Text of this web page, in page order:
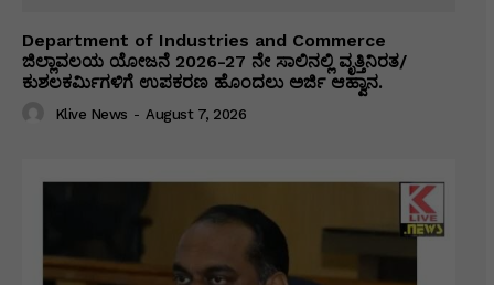
Department of Industries and Commerce
ಜಿಲ್ಲಾವಲಯ ಯೋಜನೆ 2026-27 ನೇ ಸಾಲಿನಲ್ಲಿ ವೃತ್ತಿನಿರತ/
ಕುಶಲಕರ್ಮಿಗಳಿಗೆ ಉಪಕರಣ ಹೊಂದಲು ಅರ್ಜಿ ಆಹ್ವಾನ.
Klive News - August 7, 2026